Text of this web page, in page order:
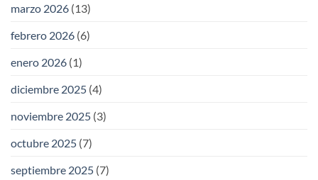
marzo 2026 (13)
febrero 2026 (6)
enero 2026 (1)
diciembre 2025 (4)
noviembre 2025 (3)
octubre 2025 (7)
septiembre 2025 (7)